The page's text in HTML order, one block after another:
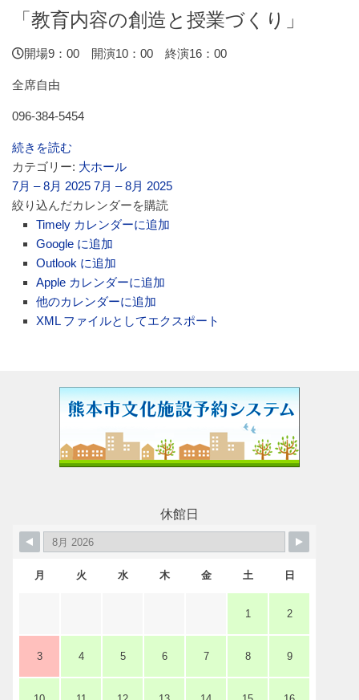
「教育内容の創造と授業づくり」
開場9：00 開演10：00 終演16：00
全席自由
096-384-5454
続きを読む
カテゴリー: 大ホール
7月 – 8月 2025 7月 – 8月 2025
絞り込んだカレンダーを購読
Timely カレンダーに追加
Google に追加
Outlook に追加
Apple カレンダーに追加
他のカレンダーに追加
XML ファイルとしてエクスポート
休館日
月 火 水 木 金 土 日
1 2
3 4 5 6 7 8 9